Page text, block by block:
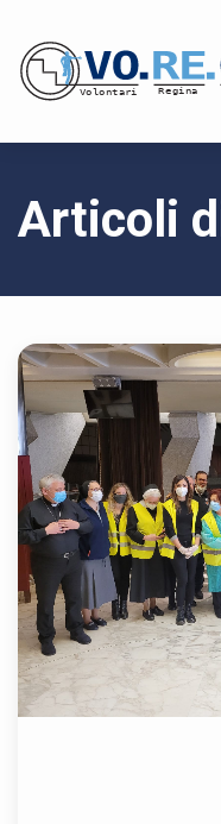
Articoli